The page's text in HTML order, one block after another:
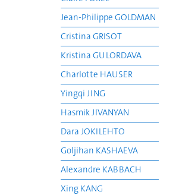
Jean-Philippe GOLDMAN
Cristina GRISOT
Kristina GULORDAVA
Charlotte HAUSER
Yingqi JING
Hasmik JIVANYAN
Dara JOKILEHTO
Goljihan KASHAEVA
Alexandre KABBACH
Xing KANG